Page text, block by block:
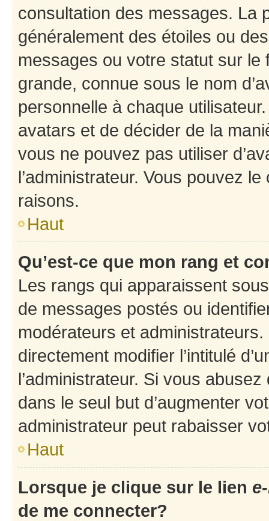
consultation des messages. La
généralement des étoiles ou
messages ou votre statut sur
grande, connue sous le nom
personnelle à chaque utilisateur.
avatars et de décider de la
vous ne pouvez pas utiliser
l’administrateur. Vous pouvez
raisons.
Haut
Qu’est-ce que mon rang et
Les rangs qui apparaissent
de messages postés ou
modérateurs et
directement modifier l’intitulé
l’administrateur. Si vous
dans le seul but d’augmenter
administrateur peut rabaisser
Haut
Lorsque je clique sur le lien
de me connecter?